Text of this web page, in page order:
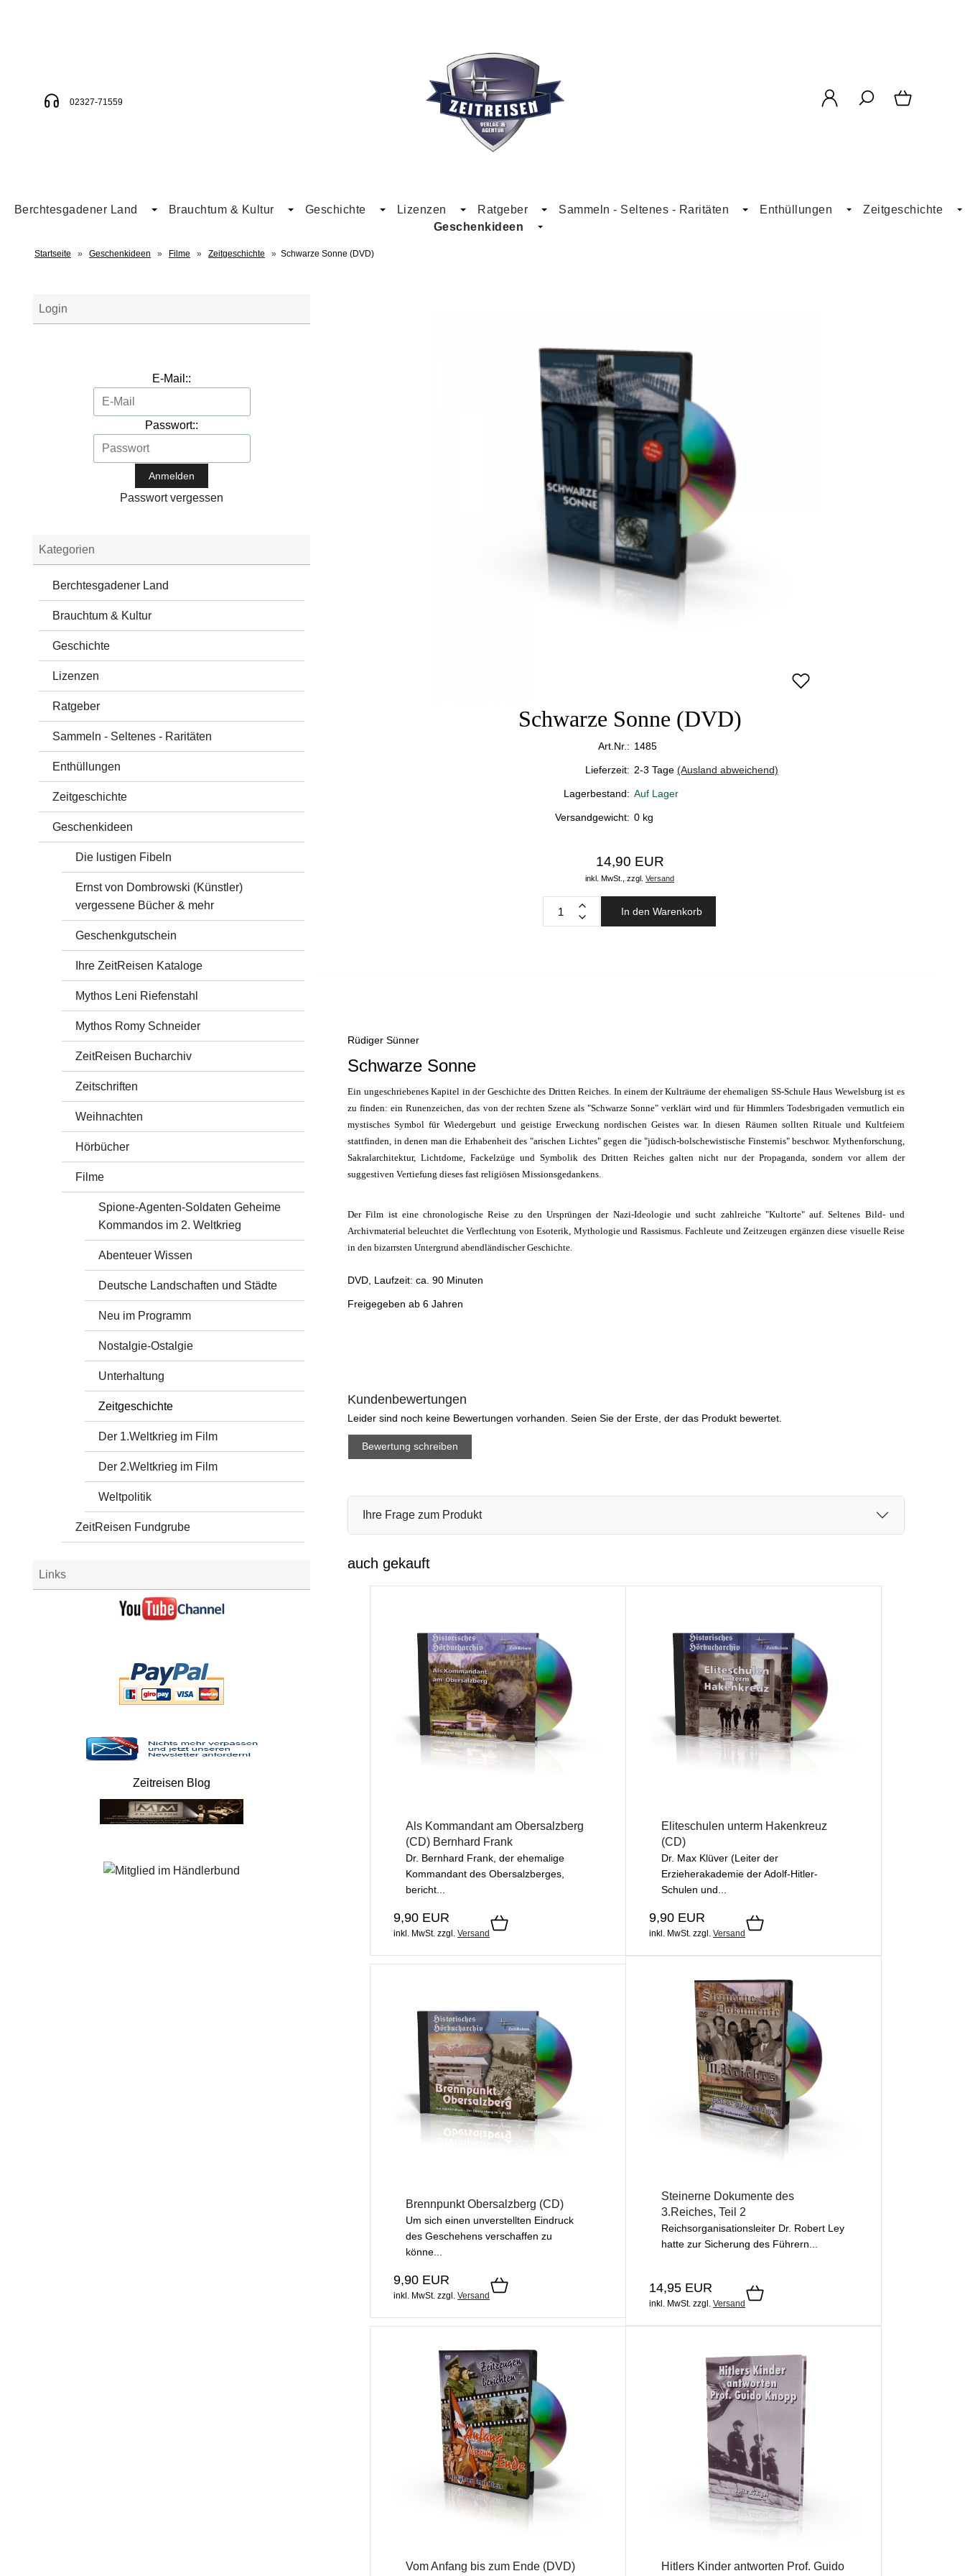
02327-71559
Berchtesgadener Land Brauchtum & Kultur Geschichte Lizenzen Ratgeber Sammeln - Seltenes - Raritäten Enthüllungen
Zeitgeschichte
Geschenkideen
Startseite » Geschenkideen » Filme » Zeitgeschichte » Schwarze Sonne (DVD)
Login
E-Mail::
Passwort::
Passwort vergessen
Kategorien
Berchtesgadener Land
Brauchtum & Kultur
Geschichte
Lizenzen
Ratgeber
Sammeln - Seltenes - Raritäten
Enthüllungen
Zeitgeschichte
Geschenkideen
Die lustigen Fibeln
Ernst von Dombrowski (Künstler)
vergessene Bücher & mehr
Geschenkgutschein
Ihre ZeitReisen Kataloge
Mythos Leni Riefenstahl
Mythos Romy Schneider
ZeitReisen Bucharchiv
Zeitschriften
Weihnachten
Hörbücher
Filme
Spione-Agenten-Soldaten Geheime
Kommandos im 2. Weltkrieg
Abenteuer Wissen
Deutsche Landschaften und Städte
Neu im Programm
Nostalgie-Ostalgie
Unterhaltung
Zeitgeschichte
Der 1.Weltkrieg im Film
Der 2.Weltkrieg im Film
Weltpolitik
ZeitReisen Fundgrube
Links
Zeitreisen Blog
Schwarze Sonne (DVD)
Art.Nr.: 1485
Lieferzeit: 2-3 Tage (Ausland abweichend)
Lagerbestand: Auf Lager
Versandgewicht: 0 kg
14,90 EUR
inkl. MwSt., zzgl. Versand
In den Warenkorb
Rüdiger Sünner
Schwarze Sonne
Ein ungeschriebenes Kapitel in der Geschichte des Dritten Reiches. In einem der Kulträume der ehemaligen SS-Schule Haus Wewelsburg ist es
zu finden: ein Runenzeichen, das von der rechten Szene als "Schwarze Sonne" verklärt wird und für Himmlers Todesbrigaden vermutlich ein
mystisches Symbol für Wiedergeburt und geistige Erweckung nordischen Geistes war. In diesen Räumen sollten Rituale und Kultfeiern
stattfinden, in denen man die Erhabenheit des "arischen Lichtes" gegen die "jüdisch-bolschewistische Finsternis" beschwor. Mythenforschung,
Sakralarchitektur, Lichtdome, Fackelzüge und Symbolik des Dritten Reiches galten nicht nur der Propaganda, sondern vor allem der
suggestiven Vertiefung dieses fast religiösen Missionsgedankens.
Der Film ist eine chronologische Reise zu den Ursprüngen der Nazi-Ideologie und sucht zahlreiche "Kultorte" auf. Seltenes Bild- und
Archivmaterial beleuchtet die Verflechtung von Esoterik, Mythologie und Rassismus. Fachleute und Zeitzeugen ergänzen diese visuelle Reise
in den bizarrsten Untergrund abendländischer Geschichte.
DVD, Laufzeit: ca. 90 Minuten
Freigegeben ab 6 Jahren
Kundenbewertungen
Leider sind noch keine Bewertungen vorhanden. Seien Sie der Erste, der das Produkt bewertet.
Bewertung schreiben
Ihre Frage zum Produkt
auch gekauft
Als Kommandant am Obersalzberg
(CD) Bernhard Frank
Dr. Bernhard Frank, der ehemalige
Kommandant des Obersalzberges,
bericht...
9,90 EUR
inkl. MwSt. zzgl. Versand
Eliteschulen unterm Hakenkreuz
(CD)
Dr. Max Klüver (Leiter der
Erzieherakademie der Adolf-Hitler-
Schulen und...
9,90 EUR
inkl. MwSt. zzgl. Versand
Brennpunkt Obersalzberg (CD)
Um sich einen unverstellten Eindruck
des Geschehens verschaffen zu
könne...
9,90 EUR
inkl. MwSt. zzgl. Versand
Steinerne Dokumente des
3.Reiches, Teil 2
Reichsorganisationsleiter Dr. Robert Ley
hatte zur Sicherung des Führern...
14,95 EUR
inkl. MwSt. zzgl. Versand
Vom Anfang bis zum Ende (DVD)
Hitlers Kinder antworten Prof. Guido